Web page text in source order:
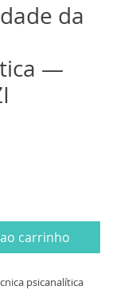
da
—
carrinho
psicanalítica